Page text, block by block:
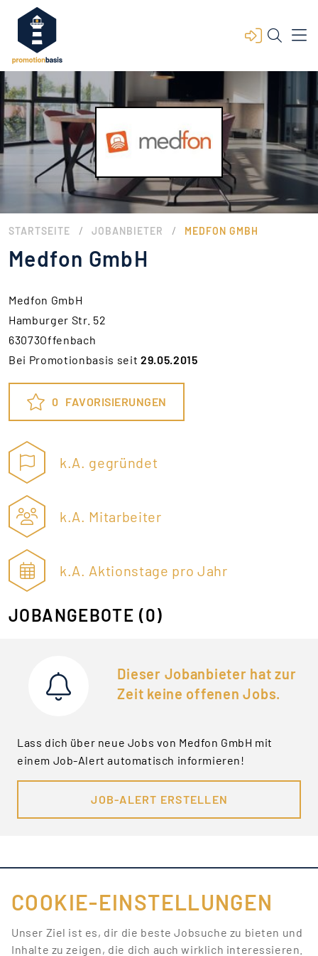
STARTSEITE / JOBANBIETER / MEDFON GMBH
Medfon GmbH
Medfon GmbH
Hamburger Str. 52
63073Offenbach
Bei Promotionbasis seit29.05.2015
0 FAVORISIERUNGEN
k.A. gegründet
k.A. Mitarbeiter
k.A. Aktionstage pro Jahr
JOBANGEBOTE (0)
Dieser Jobanbieter hat zur
Zeit keine offenen Jobs.
Lass dich über neue Jobs von Medfon GmbH mit
einem Job-Alert automatisch informieren!
JOB-ALERT ERSTELLEN
FÜR JOBANBIETER
LINKS
COOKIE-EINSTELLUNGEN
Unser Ziel ist es, dir die beste Jobsuche zu bieten und
Inhalte zu zeigen, die dich auch wirklich interessieren.